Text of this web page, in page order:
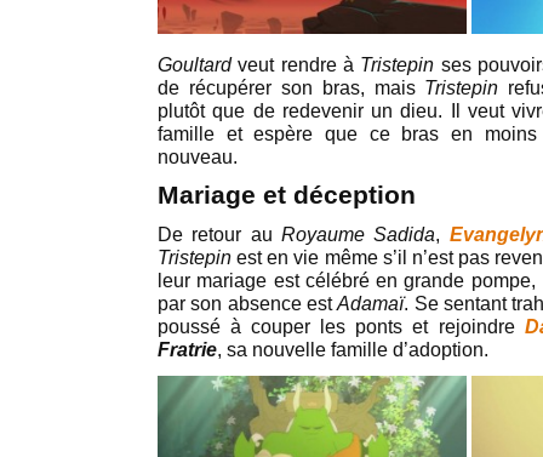
Goultardveut rendre à Tristepin ses
de récupérer son bras, mais Tristepin
plutôt que de redevenir un dieu. Il veut
famille et espère que ce bras en
nouveau.
Mariage et déception
De retour au Royaume Sadida,
Tristepin est en vie même s’il n’est pas
leur mariage est célébré en grande
par son absence estAdamaï. Se sentant
poussé à couper les ponts et rejoindre
Fratrie, sa nouvelle famille d’adoption.